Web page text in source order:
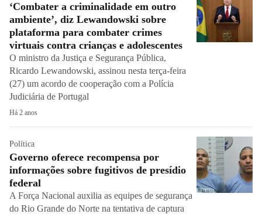
‘Combater a criminalidade em outro
ambiente’, diz Lewandowski sobre
plataforma para combater crimes
virtuais contra crianças e adolescentes
O ministro da Justiça e Segurança Pública,
Ricardo Lewandowski, assinou nesta terça-feira
(27) um acordo de cooperação com a Polícia
Judiciária de Portugal
Há 2 anos
Política
Governo oferece recompensa por
informações sobre fugitivos de presídio
federal
A Força Nacional auxilia as equipes de segurança
do Rio Grande do Norte na tentativa de captura